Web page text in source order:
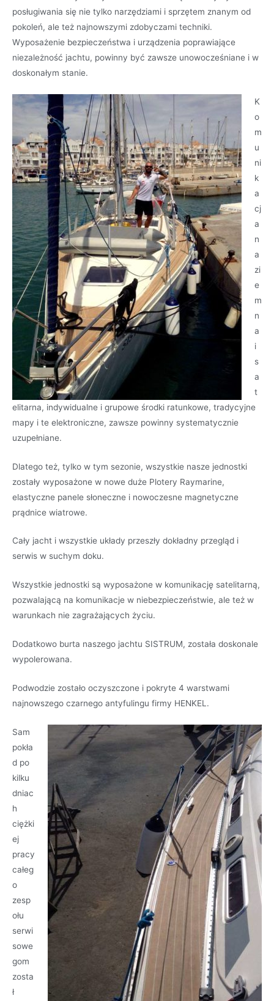
posługiwania się nie tylko narzędziami i sprzętem znanym od
pokoleń, ale też najnowszymi zdobyczami techniki.
Wyposażenie bezpieczeństwa i urządzenia poprawiające
niezależność jachtu, powinny być zawsze unowocześniane i w
doskonałym stanie.
K
o
m
u
ni
k
a
cj
a
n
a
zi
e
m
n
a
i
s
a
t
elitarna, indywidualne i grupowe środki ratunkowe, tradycyjne
mapy i te elektroniczne, zawsze powinny systematycznie
uzupełniane.
Dlatego też, tylko w tym sezonie, wszystkie nasze jednostki
zostały wyposażone w nowe duże Plotery Raymarine,
elastyczne panele słoneczne i nowoczesne magnetyczne
prądnice wiatrowe.
Cały jacht i wszystkie układy przeszły dokładny przegląd i
serwis w suchym doku.
Wszystkie jednostki są wyposażone w komunikację satelitarną,
pozwalającą na komunikacje w niebezpieczeństwie, ale też w
warunkach nie zagrażających życiu.
Dodatkowo burta naszego jachtu SISTRUM, została doskonale
wypolerowana.
Podwodzie zostało oczyszczone i pokryte 4 warstwami
najnowszego czarnego antyfulingu firmy HENKEL.
Sam
pokła
d po
kilku
dniac
h
ciężki
ej
pracy
całeg
o
zesp
ołu
serwi
sowe
gom
zosta
ł